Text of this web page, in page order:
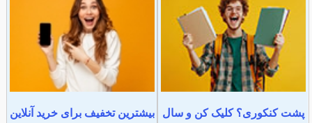
پشت کنکوری؟ کلیک کن و سال
بیشترین تخفیف برای خرید آنلاین